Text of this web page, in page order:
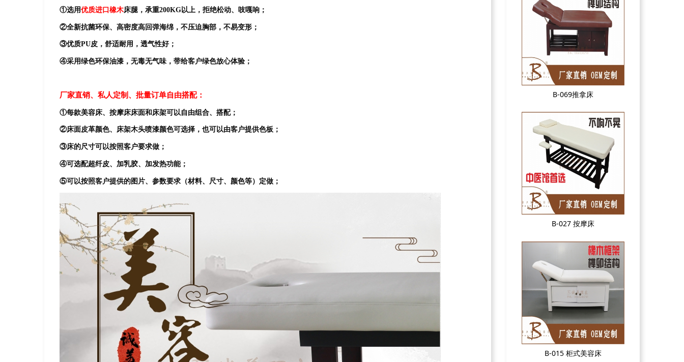
①选用优质进口橡木床腿，承重200KG以上，拒绝松动、吱嘎响；
②全新抗菌环保、高密度高回弹海绵，不压迫胸部，不易变形；
③优质PU皮，舒适耐用，透气性好；
④采用绿色环保油漆，无毒无气味，带给客户绿色放心体验；
厂家直销、私人定制、批量订单自由搭配：
①每款美容床、按摩床床面和床架可以自由组合、搭配；
②床面皮革颜色、床架木头喷漆颜色可选择，也可以由客户提供色板；
③床的尺寸可以按照客户要求做；
④可选配超纤皮、加乳胶、加发热功能；
⑤可以按照客户提供的图片、参数要求（材料、尺寸、颜色等）定做；
B-069推拿床
B-027 按摩床
B-015 柜式美容床